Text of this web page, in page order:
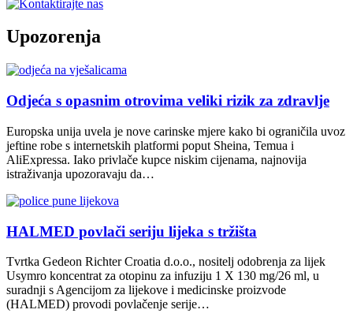
Upozorenja
Odjeća s opasnim otrovima veliki rizik za zdravlje
Europska unija uvela je nove carinske mjere kako bi ograničila uvoz
jeftine robe s internetskih platformi poput Sheina, Temua i
AliExpressa. Iako privlače kupce niskim cijenama, najnovija
istraživanja upozoravaju da…
HALMED povlači seriju lijeka s tržišta
Tvrtka Gedeon Richter Croatia d.o.o., nositelj odobrenja za lijek
Usymro koncentrat za otopinu za infuziju 1 X 130 mg/26 ml, u
suradnji s Agencijom za lijekove i medicinske proizvode
(HALMED) provodi povlačenje serije…